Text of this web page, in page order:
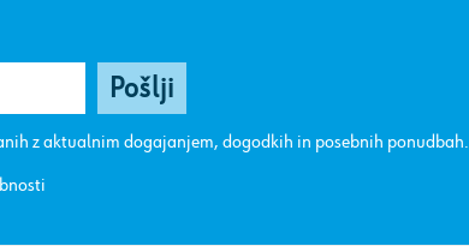
z aktualnim dogajanjem, dogodkih in posebnih ponudbah.